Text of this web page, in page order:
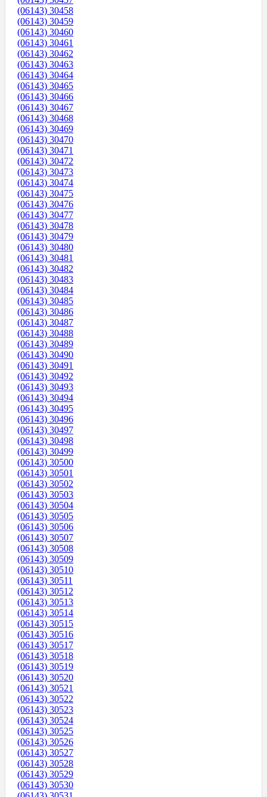
(06143) 30458
(06143) 30459
(06143) 30460
(06143) 30461
(06143) 30462
(06143) 30463
(06143) 30464
(06143) 30465
(06143) 30466
(06143) 30467
(06143) 30468
(06143) 30469
(06143) 30470
(06143) 30471
(06143) 30472
(06143) 30473
(06143) 30474
(06143) 30475
(06143) 30476
(06143) 30477
(06143) 30478
(06143) 30479
(06143) 30480
(06143) 30481
(06143) 30482
(06143) 30483
(06143) 30484
(06143) 30485
(06143) 30486
(06143) 30487
(06143) 30488
(06143) 30489
(06143) 30490
(06143) 30491
(06143) 30492
(06143) 30493
(06143) 30494
(06143) 30495
(06143) 30496
(06143) 30497
(06143) 30498
(06143) 30499
(06143) 30500
(06143) 30501
(06143) 30502
(06143) 30503
(06143) 30504
(06143) 30505
(06143) 30506
(06143) 30507
(06143) 30508
(06143) 30509
(06143) 30510
(06143) 30511
(06143) 30512
(06143) 30513
(06143) 30514
(06143) 30515
(06143) 30516
(06143) 30517
(06143) 30518
(06143) 30519
(06143) 30520
(06143) 30521
(06143) 30522
(06143) 30523
(06143) 30524
(06143) 30525
(06143) 30526
(06143) 30527
(06143) 30528
(06143) 30529
(06143) 30530